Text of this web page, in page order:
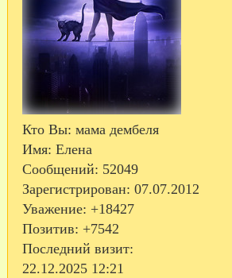
Кто Вы: мама дембеля
Имя: Елена
Сообщений: 52049
Зарегистрирован: 07.07.2012
Уважение: +18427
Позитив: +7542
Последний визит:
22.12.2025 12:21